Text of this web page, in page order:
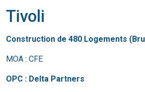
Tivoli
Construction de 480 Logements
MOA : CFE
OPC : Delta Partners